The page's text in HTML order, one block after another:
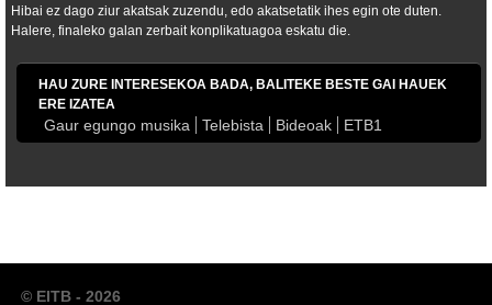
Hibai ez dago ziur akatsak zuzendu, edo akatsetatik ihes egin ote duten.
Halere, finaleko galan zerbait konplikatuagoa eskatu die.
HAU ZURE INTERESEKOA BADA, BALITEKE BESTE GAI HAUEK
ERE IZATEA
Gaur egungo musika Telebista Bideoak ETB1
© EITB - 2026